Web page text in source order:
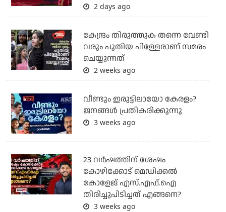
2 days ago
കേന്ദ്രം തിരുത്തുക തന്നെ വേണ്ടി
വരും പുതിയ പിള്ളേരാണ് സമരം
ചെയ്യുന്നത്
2 weeks ago
വീണ്ടും ഇരുട്ടിലായോ കേരളം?
ജനങ്ങൾ പ്രതികരിക്കുന്നു
3 weeks ago
23 വർഷത്തിന് ശേഷം
കോഴിക്കോട് മെഡിക്കൽ
കോളേജ് എസ്.എഫ്.ഐ
തിരിച്ചുപിടിച്ചത് എങ്ങനെ?
3 weeks ago